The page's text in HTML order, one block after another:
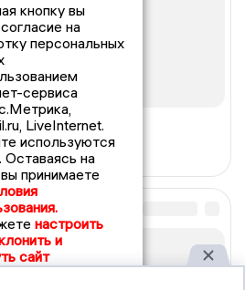
кнопку вы
на
персональных
сервиса
LiveInternet.
используются
Оставаясь на
принимаете
настроить
и
сайт